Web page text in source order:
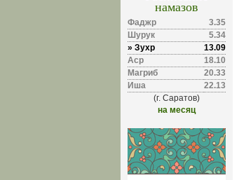
намазов
Фаджр
3.35
Шурук
5.34
» Зухр
13.09
Аср
18.10
Магриб
20.33
Иша
22.13
(г. Саратов)
на месяц